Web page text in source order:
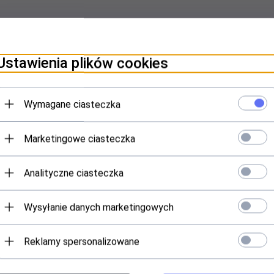
Specyfikacja
0020-BK VGA (M) -|} 2x VGA (F) 0,2m czarny
plików cookies
Wymagane ciasteczka
Marketingowe ciasteczka
Analityczne ciasteczka
Wysyłanie danych marketingowych
Reklamy spersonalizowane